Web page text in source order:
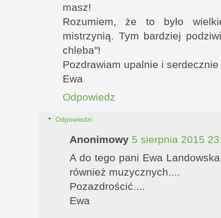
masz!
Rozumiem, że to było
mistrzynią. Tym bardziej
chleba"!
Pozdrawiam upalnie i
Ewa
Odpowiedz
Odpowiedzi
Anonimowy 5 sierpnia 2015
A do tego pani Ewa
również muzycznych....
Pozazdrościć....
Ewa